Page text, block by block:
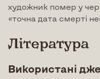
художник помер у
«точна дата смерті
Література
Використані